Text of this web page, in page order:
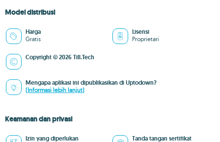
Model distribusi
Harga
Gratis
Lisensi
Proprietari
Copyright © 2026 Till.Tech
Mengapa aplikasi ini dipublikasikan di Uptodown?
(Informasi lebih lanjut)
Keamanan dan privasi
Izin yang diperlukan Tanda tangan sertifikat